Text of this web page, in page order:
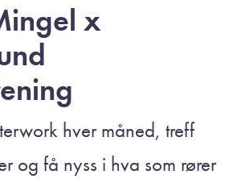
x
hver måned, treff
og få nyss i hva som rører